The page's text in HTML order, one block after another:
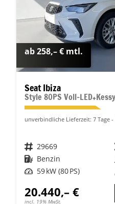
ab 258,– € mtl.
Seat Ibiza
unverbindliche Lieferzeit: 7 Tage
Fahrzeugnr. 29669
Kraftstoff Benzin
Leistung 59 kW (80 PS)
20.440,– €
incl. 19% MwSt.